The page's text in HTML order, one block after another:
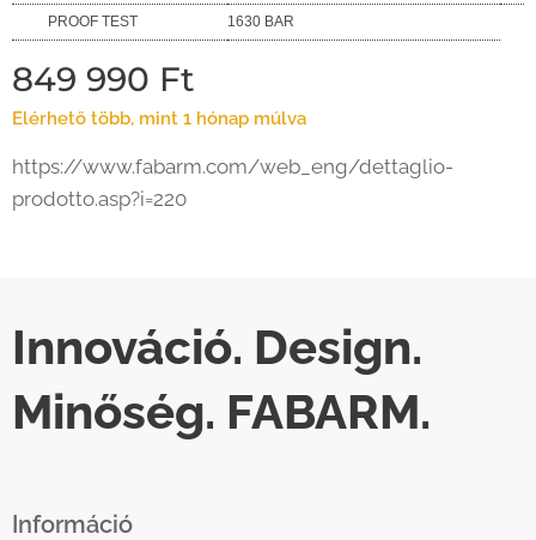
PROOF TEST 1630 BAR
849 990 Ft
Elérhető több, mint 1 hónap múlva
https://www.fabarm.com/web_eng/dettaglio-
prodotto.asp?i=220
Innováció. Design.
Minőség. FABARM.
Információ